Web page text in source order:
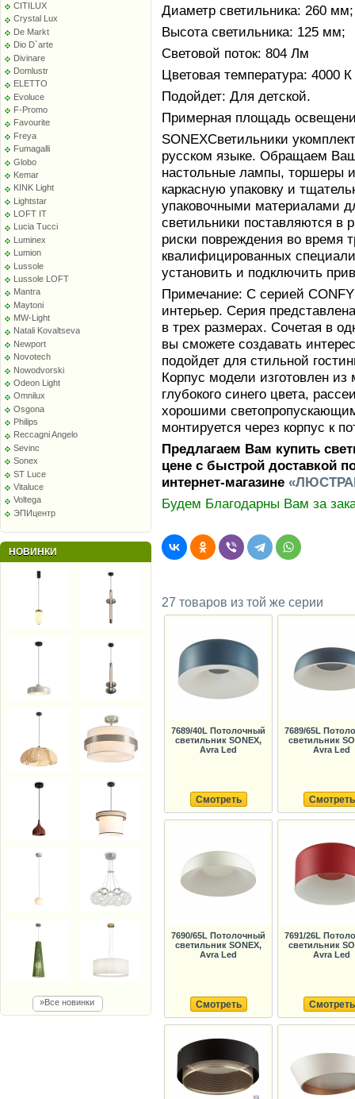
CITILUX
Crystal Lux
De Markt
Dio D`arte
Divinare
Domlustr
ELETTO
Evoluce
F-Promo
Favourite
Freya
Fumagalli
Globo
Kemar
KINK Light
Lightstar
LOFT IT
Lucia Tucci
Luminex
Lumion
Lussole
Lussole LOFT
Mantra
Maytoni
MW-Light
Natali Kovaltseva
Newport
Novotech
Nowodvorski
Odeon Light
Omnilux
Osgona
Philips
Reccagni Angelo
Sevinc
Sonex
ST Luce
Vitaluce
Voltega
ЭПИцентр
НОВИНКИ
»Все новинки
Диаметр светильника: 260 мм;
Высота светильника: 125 мм;
Световой поток: 804 Лм
Цветовая температура: 4000 К
Подойдет: Для детской.
Примерная площадь
SONEXСветильники
русском языке. Обращаем
настольные лампы, торшеры
каркасную упаковку и
упаковочными материалами
светильники поставляются в
риски повреждения во время
квалифицированных
установить и подключить
Примечание: С серией
интерьер. Серия
в трех размерах. Сочетая в
вы сможете создавать
подойдет для стильной
Корпус модели изготовлен из
глубокого синего цвета,
хорошими
монтируется через корпус к
Предлагаем Вам купить
цене с быстрой доставкой
интернет-магазине
Будем Благодарны Вам за
27 товаров из той же серии
7689/40L Потолочный
светильник SONEX,
Avra Led
Смотреть
7689/65L
светильник
Avra Led
Смотреть
7690/65L Потолочный
светильник SONEX,
Avra Led
Смотреть
7691/26L
светильник
Avra Led
Смотреть